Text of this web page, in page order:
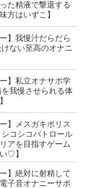
た精液で撃退する
方はいずこ】
】我慢汁だらだら
ない至高のオナニ
】私立オナサポ学
我慢させられる体
】メスガキポリス
コシコパトロール
アを目指すゲーム
♡】
】絶対に射精して
子音オナニーサポ